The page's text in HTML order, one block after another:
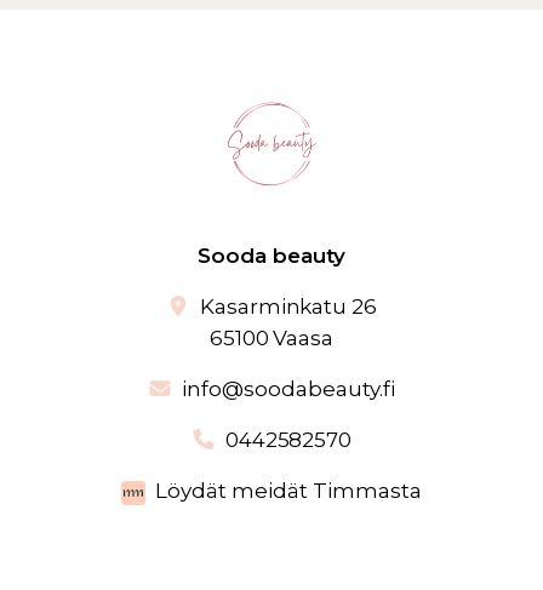
Sooda beauty
Kasarminkatu 26
65100 Vaasa
info@soodabeauty.fi
0442582570
Löydät meidät Timmasta